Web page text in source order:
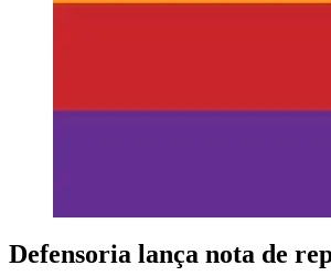
Defensoria lança nota de